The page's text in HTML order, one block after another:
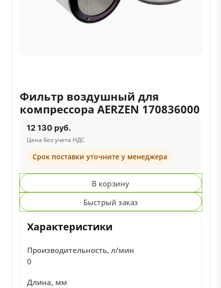
Фильтр воздушный для
компрессора AERZEN 170836000
12 130 руб.
Цена без учета НДС
Срок поставки уточните у менеджера
В корзину
Быстрый заказ
Характеристики
Производительность, л/мин
0
Длина, мм